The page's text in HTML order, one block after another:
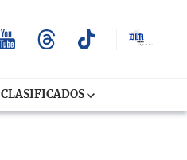
CLASIFICADOS